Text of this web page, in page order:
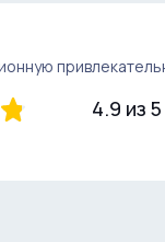
4.9 из 5